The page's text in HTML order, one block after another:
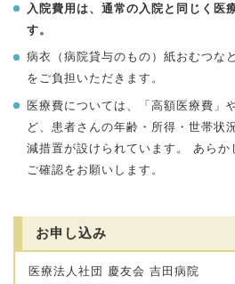
入院費用は、通常の入院と同じく医
す。
病衣（病院貸与のもの）紙おむつな
をご負担いただきます。
医療費については、「高額医療費」
ど、患者さんの年齢・所得・世帯状
減措置が設けられています。 あら
ご確認をお願いします。
お申し込み
医療法人社団 慶友会 吉田病院